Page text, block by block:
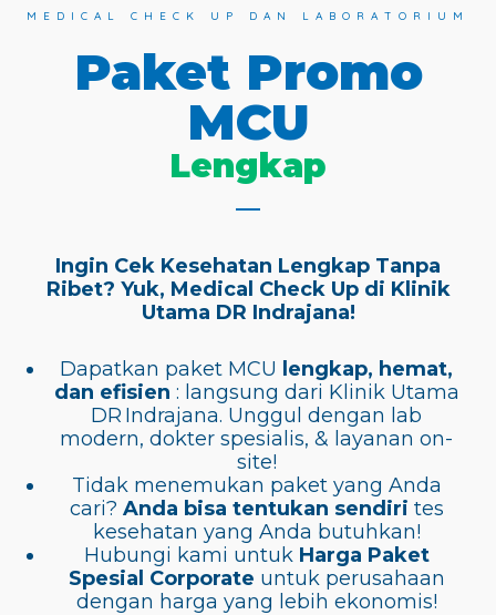
MEDICAL CHECK UP DAN LABORATORIUM
Paket Promo
MCU
Lengkap
Ingin Cek Kesehatan Lengkap Tanpa
Ribet? Yuk, Medical Check Up di Klinik
Utama DR Indrajana!
Dapatkan paket MCU lengkap, hemat,
dan efisien : langsung dari Klinik Utama
DR Indrajana. Unggul dengan lab
modern, dokter spesialis, & layanan on-
site!
Tidak menemukan paket yang Anda
cari? Anda bisa tentukan sendiri tes
kesehatan yang Anda butuhkan!
Hubungi kami untuk Harga Paket
Spesial Corporate untuk perusahaan
dengan harga yang lebih ekonomis!